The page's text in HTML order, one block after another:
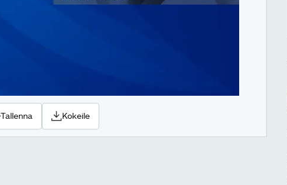
Tallenna Kokeile